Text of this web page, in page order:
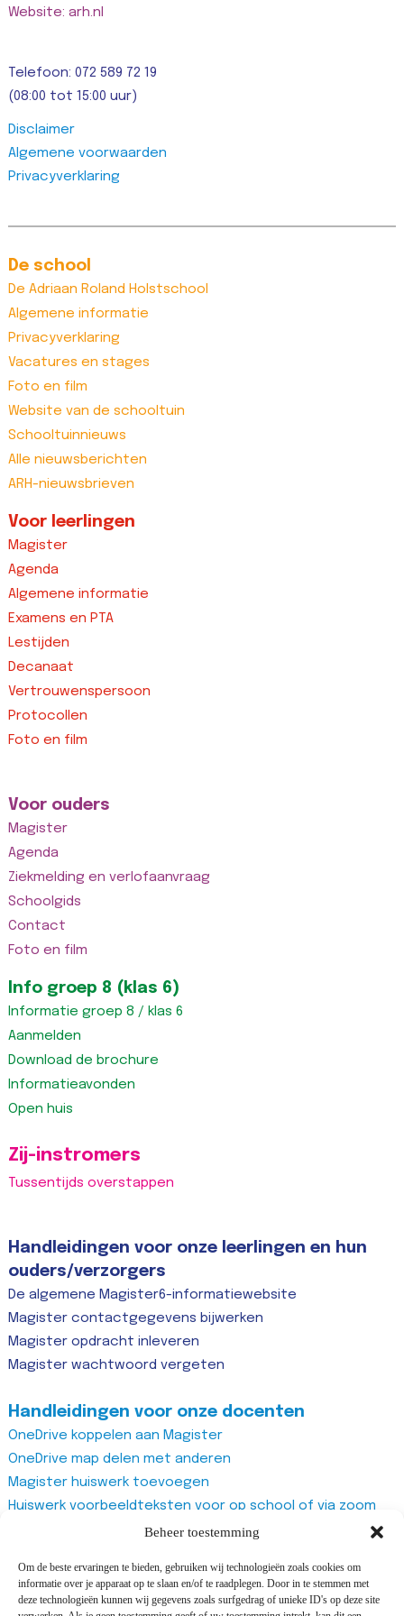
Beheer toestemming
Om de beste ervaringen te bieden, gebruiken wij technologieën zoals cookies om
informatie over je apparaat op te slaan en/of te raadplegen. Door in te stemmen met
deze technologieën kunnen wij gegevens zoals surfgedrag of unieke ID's op deze site
Website: arh.nl
Telefoon: 072 589 72 19
(08:00 tot 15:00 uur)
Disclaimer
Algemene voorwaarden
Privacyverklaring
De school
De Adriaan Roland Holstschool
Algemene informatie
Privacyverklaring
Vacatures en stages
Foto en film
Website van de schooltuin
Schooltuinnieuws
Alle nieuwsberichten
ARH-nieuwsbrieven
Voor leerlingen
Magister
Agenda
Algemene informatie
Examens en PTA
Lestijden
Decanaat
Vertrouwenspersoon
Protocollen
Foto en film
Voor ouders
Magister
Agenda
Ziekmelding en verlofaanvraag
Schoolgids
Contact
Foto en film
Info groep 8 (klas 6)
Informatie groep 8 / klas 6
Aanmelden
Download de brochure
Informatieavonden
Open huis
Zij-instromers
Tussentijds overstappen
Handleidingen voor onze leerlingen en hun
ouders/verzorgers
De algemene Magister6-informatiewebsite
Magister contactgegevens bijwerken
Magister opdracht inleveren
Magister wachtwoord vergeten
Handleidingen voor onze docenten
OneDrive koppelen aan Magister
OneDrive map delen met anderen
Magister huiswerk toevoegen
Huiswerk voorbeeldteksten voor op school of via zoom
Magister studiewijzers
Magister docentenhandleiding algemeen
Zoom account aanmaken